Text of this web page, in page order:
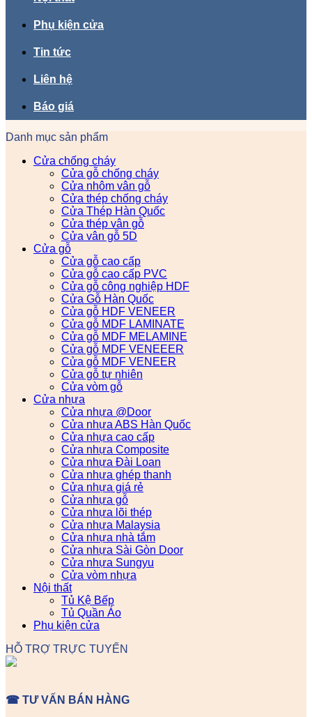
Phụ kiện cửa
Tin tức
Liên hệ
Báo giá
Danh mục sản phẩm
Cửa chống cháy
Cửa gỗ chống cháy
Cửa nhôm vân gỗ
Cửa thép chống cháy
Cửa Thép Hàn Quốc
Cửa thép vân gỗ
Cửa vân gỗ 5D
Cửa gỗ
Cửa gỗ cao cấp
Cửa gỗ cao cấp PVC
Cửa gỗ công nghiệp HDF
Cửa Gỗ Hàn Quốc
Cửa gỗ HDF VENEER
Cửa gỗ MDF LAMINATE
Cửa gỗ MDF MELAMINE
Cửa gỗ MDF VENEEER
Cửa gỗ MDF VENEER
Cửa gỗ tự nhiên
Cửa vòm gỗ
Cửa nhựa
Cửa nhựa @Door
Cửa nhựa ABS Hàn Quốc
Cửa nhựa cao cấp
Cửa nhựa Composite
Cửa nhựa Đài Loan
Cửa nhựa ghép thanh
Cửa nhựa giá rẻ
Cửa nhựa gỗ
Cửa nhựa lõi thép
Cửa nhựa Malaysia
Cửa nhựa nhà tắm
Cửa nhựa Sài Gòn Door
Cửa nhựa Sungyu
Cửa vòm nhựa
Nội thất
Tủ Kệ Bếp
Tủ Quần Áo
Phụ kiện cửa
HỖ TRỢ TRỰC TUYẾN
☎ TƯ VẤN BÁN HÀNG